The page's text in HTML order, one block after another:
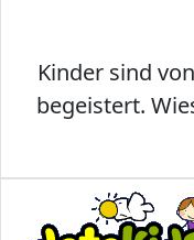
Kinder sind
begeistert.